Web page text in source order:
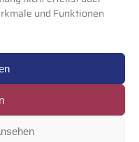
und Funktionen